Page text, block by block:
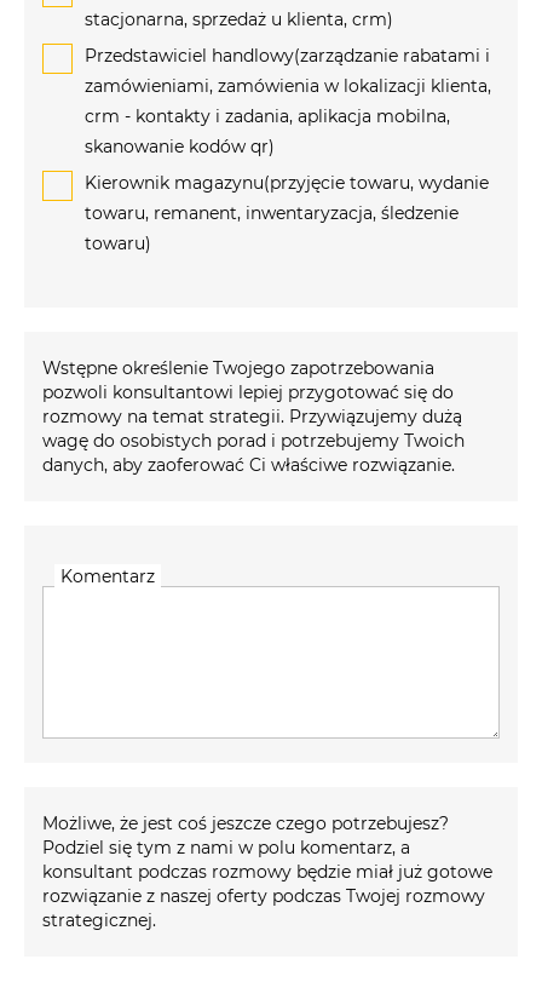
stacjonarna, sprzedaż u klienta, crm)
Przedstawiciel handlowy(zarządzanie rabatami i
zamówieniami, zamówienia w lokalizacji klienta,
crm - kontakty i zadania, aplikacja mobilna,
skanowanie kodów qr)
Kierownik magazynu(przyjęcie towaru, wydanie
towaru, remanent, inwentaryzacja, śledzenie
towaru)
Wstępne określenie Twojego zapotrzebowania
pozwoli konsultantowi lepiej przygotować się do
rozmowy na temat strategii. Przywiązujemy dużą
wagę do osobistych porad i potrzebujemy Twoich
danych, aby zaoferować Ci właściwe rozwiązanie.
Komentarz
Możliwe, że jest coś jeszcze czego potrzebujesz?
Podziel się tym z nami w polu komentarz, a
konsultant podczas rozmowy będzie miał już gotowe
rozwiązanie z naszej oferty podczas Twojej rozmowy
strategicznej.